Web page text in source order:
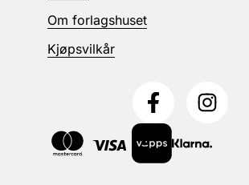
Om forlagshuset
Kjøpsvilkår